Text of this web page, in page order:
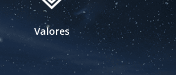
Valores